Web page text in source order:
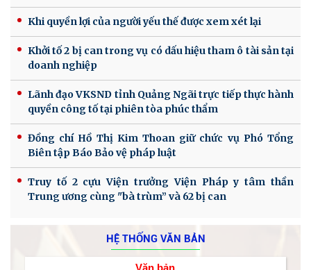
Khi quyền lợi của người yếu thế được xem xét lại
Khởi tố 2 bị can trong vụ có dấu hiệu tham ô tài sản tại
doanh nghiệp
Lãnh đạo VKSND tỉnh Quảng Ngãi trực tiếp thực hành
quyền công tố tại phiên tòa phúc thẩm
Đồng chí Hồ Thị Kim Thoan giữ chức vụ Phó Tổng
Biên tập Báo Bảo vệ pháp luật
Truy tố 2 cựu Viện trưởng Viện Pháp y tâm thần
Trung ương cùng "bà trùm” và 62 bị can
HỆ THỐNG VĂN BẢN
Văn bản